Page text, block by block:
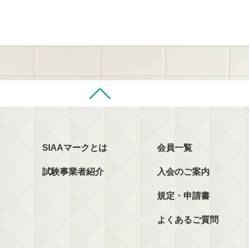
SIAAマークとは
試験事業者紹介
会員一覧
入会のご案内
規定・申請書
よくあるご質問